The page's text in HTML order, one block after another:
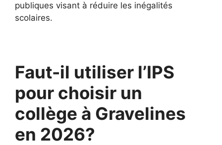
publiques visant à réduire les inégalités
scolaires.
Faut-il utiliser l’IPS
pour choisir un
collège à Gravelines
en 2026?